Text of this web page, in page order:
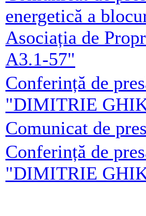
energetică a
Asociația de
A3.1-57"
Conferință de
"DIMITRIE
Comunicat de
Conferință de
"DIMITRIE